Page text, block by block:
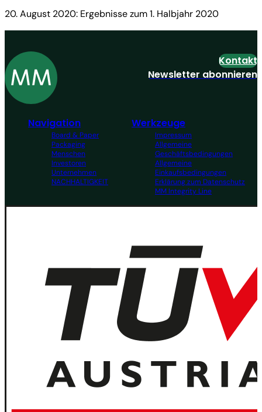
20. August 2020: Ergebnisse zum 1. Halbjahr 2020
Navigation
Board & Paper
Packaging
Menschen
Investoren
Unternehmen
NACHHALTIGKEIT
Werkzeuge
Impressum
Allgemeine
Geschäftsbedingungen
Allgemeine
Einkaufsbedingungen
Erklärung zum Datenschutz
MM Integrity Line
Kontakt
Newsletter abonnieren